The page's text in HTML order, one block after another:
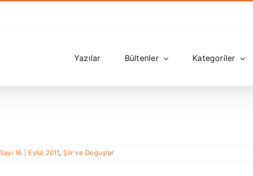
Yazılar Bültenler Kategoriler
Sayı 16 | Eylül 2011, Şiir ve Doğuşlar